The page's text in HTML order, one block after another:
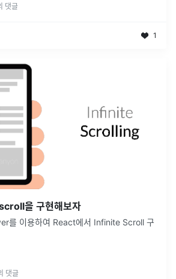
댓글
1
을 구현해보자
를 이용하여 React에서 Infinite Scroll 구
댓글